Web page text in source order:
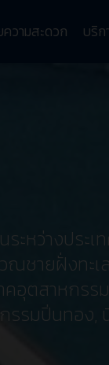
วามสะดวก บริก
ชนระหว่างป
ศไทย ตั้งอยู่
นภาคอุตสา
สาหกรรมปิ่
ระหว่างประ
ณชายฝั่งทะ
อุตสาหกรร
รรมปิ่นทอง,